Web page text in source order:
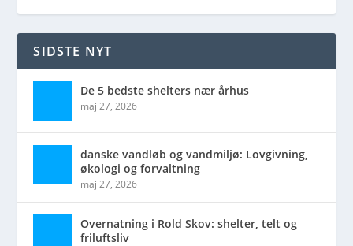
SIDSTE NYT
De 5 bedste shelters nær århus
maj 27, 2026
danske vandløb og vandmiljø: Lovgivning,
økologi og forvaltning
maj 27, 2026
Overnatning i Rold Skov: shelter, telt og
friluftsliv